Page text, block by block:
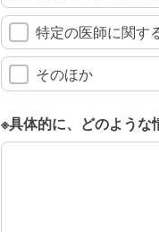
特定の医師に関す
そのほか
※具体的に、どのような
※具体的に、どのような